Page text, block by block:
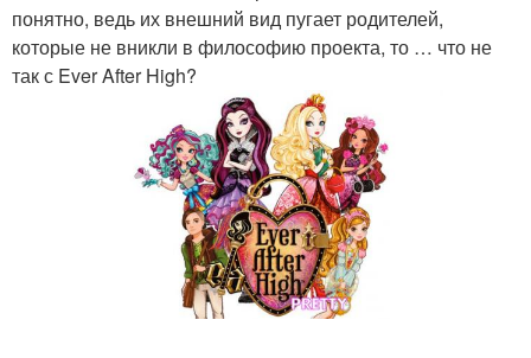
понятно, ведь их внешний вид пугает родителей,
которые не вникли в философию проекта, то … что не
так с Ever After High?